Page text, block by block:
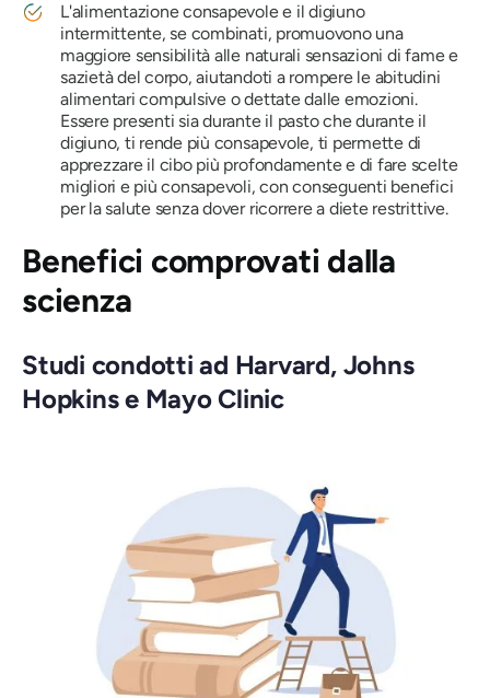
L'alimentazione consapevole e il digiuno
intermittente, se combinati, promuovono una
maggiore sensibilità alle naturali sensazioni di fame e
sazietà del corpo, aiutandoti a rompere le abitudini
alimentari compulsive o dettate dalle emozioni.
Essere presenti sia durante il pasto che durante il
digiuno, ti rende più consapevole, ti permette di
apprezzare il cibo più profondamente e di fare scelte
migliori e più consapevoli, con conseguenti benefici
per la salute senza dover ricorrere a diete restrittive.
Benefici comprovati dalla
scienza
Studi condotti ad Harvard, Johns
Hopkins e Mayo Clinic